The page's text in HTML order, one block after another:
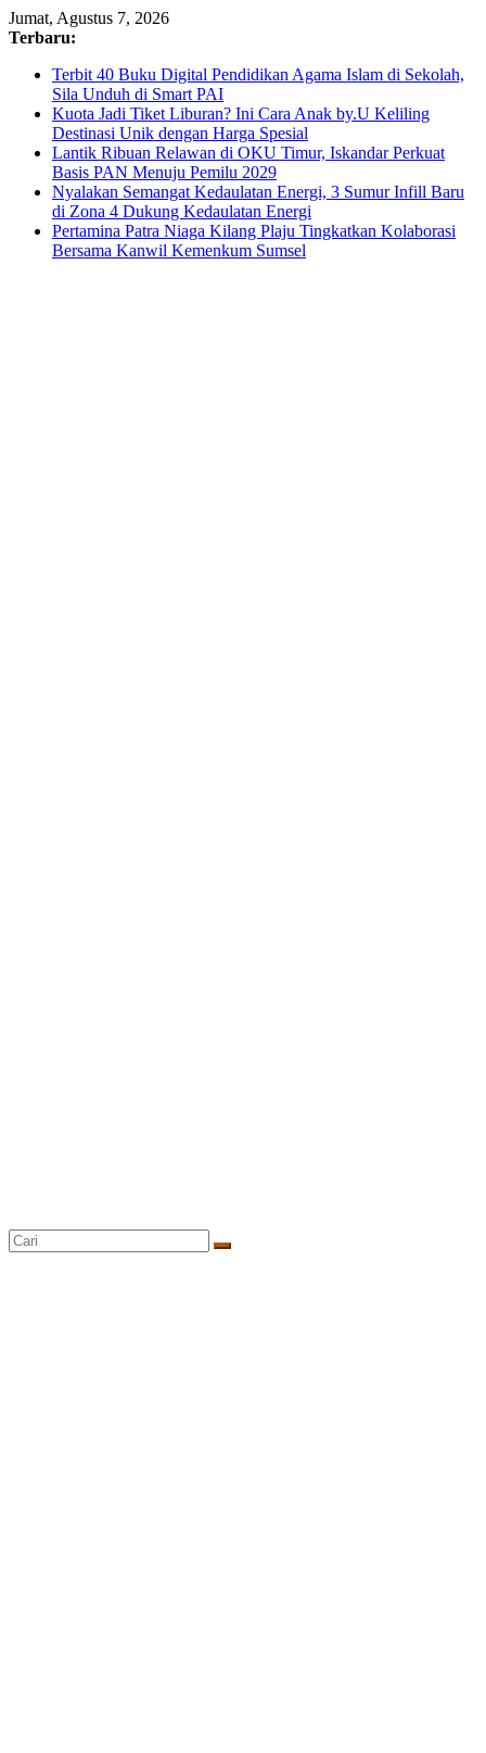
Skip
to
Jumat, Agustus 7, 2026
Terbaru:
Terbit 40 Buku Digital Pendidikan Agama Islam di Sekolah,
Sila Unduh di Smart PAI
Kuota Jadi Tiket Liburan? Ini Cara Anak by.U Keliling
Destinasi Unik dengan Harga Spesial
Lantik Ribuan Relawan di OKU Timur, Iskandar Perkuat
Basis PAN Menuju Pemilu 2029
Nyalakan Semangat Kedaulatan Energi, 3 Sumur Infill Baru
di Zona 4 Dukung Kedaulatan Energi
Pertamina Patra Niaga Kilang Plaju Tingkatkan Kolaborasi
Bersama Kanwil Kemenkum Sumsel